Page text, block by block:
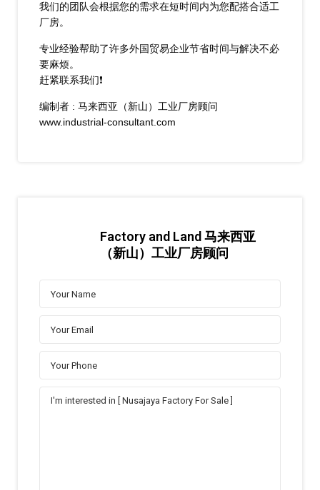
我们的团队会根据您的需求在短时间内为您配搭合适工
厂房。
专业经验帮助了许多外国贸易企业节省时间与解决不必
要麻烦。
赶紧联系我们❗
编制者 : 马来西亚（新山）工业厂房顾问
www.industrial-consultant.com
Factory and Land 马来西亚
（新山）工业厂房顾问